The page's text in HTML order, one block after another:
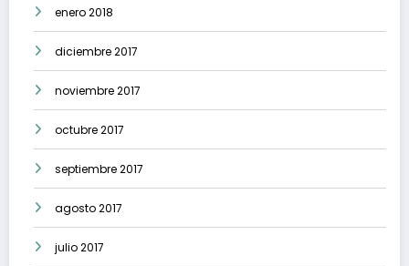
enero 2018
diciembre 2017
noviembre 2017
octubre 2017
septiembre 2017
agosto 2017
julio 2017